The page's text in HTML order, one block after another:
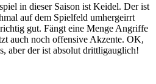
in dieser Saison ist Keidel. Der ist
auf dem Spielfeld umhergeirrt
gut. Fängt eine Menge Angriffe
auch noch offensive Akzente. OK,
aber der ist absolut drittligauglich!